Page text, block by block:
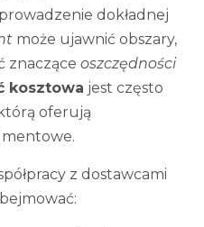
dokładnej
może ujawnić obszary,
znaczące oszczędności
kosztowa jest często
oferują
z dostawcami